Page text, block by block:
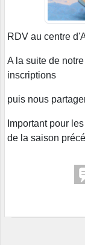
RDV au centre
A la suite de
inscriptions
puis nous
Important pour
de la saison